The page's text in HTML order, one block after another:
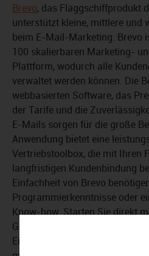
Brevo, das Flaggschiffprodukt
unterstützt kleine, mittlere und
beim E-Mail-Marketing. Brevo
100 skalierbaren Marketing-
Plattform, wodurch alle
verwaltet werden können. Die
webbasierten Software, das
der Tarife und die
E-Mails sorgen für die große
Anwendung bietet eine
Vertriebstoolbox, die mit Ihren
langfristigen Kundenbindung
Einfachheit von Brevo
Programmierkenntnisse oder
Know-how. Starten Sie direkt
Gestaltung von Newslettern
Einsteiger ins E-Mail-